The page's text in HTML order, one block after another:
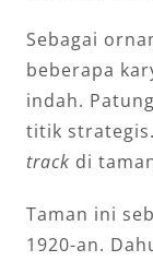
Sebagai
beberapa
indah.
titik
track di
Taman ini
1920-an.